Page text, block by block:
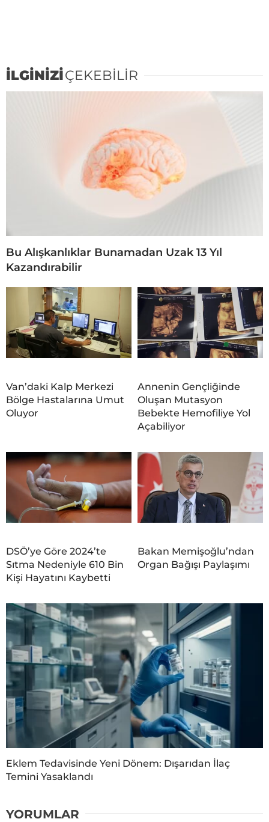
İLGİNİZİÇEKEBİLİR
Bu Alışkanlıklar Bunamadan Uzak 13 Yıl
Kazandırabilir
Van’daki Kalp Merkezi
Bölge Hastalarına Umut
Oluyor
Annenin Gençliğinde
Oluşan Mutasyon
Bebekte Hemofiliye Yol
Açabiliyor
DSÖ’ye Göre 2024’te
Sıtma Nedeniyle 610 Bin
Kişi Hayatını Kaybetti
Bakan Memişoğlu’ndan
Organ Bağışı Paylaşımı
Eklem Tedavisinde Yeni Dönem: Dışarıdan İlaç
Temini Yasaklandı
YORUMLAR